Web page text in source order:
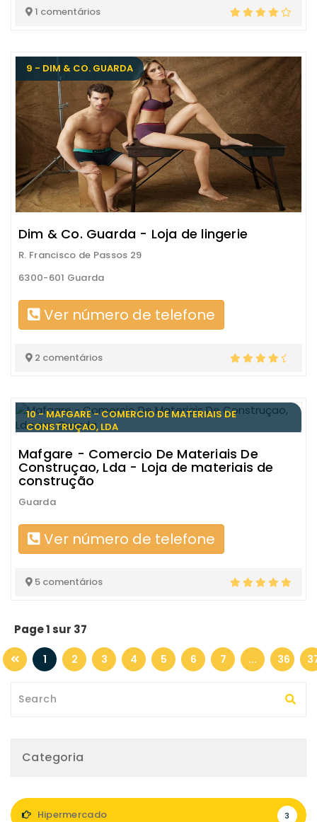
1 comentários
9 - DIM & CO. GUARDA
Dim & Co. Guarda - Loja de lingerie
R. Francisco de Passos 29
6300-601 Guarda
Ver número de telefone
2 comentários
10 - MAFGARE - COMERCIO DE MATERIAIS DE
CONSTRUÇAO, LDA
Mafgare - Comercio De Materiais De
Construçao, Lda - Loja de materiais de
construção
Guarda
Ver número de telefone
5 comentários
Page 1 sur 37
1 2 3 4 5 6 7 ... 36
Categoria
Hipermercado 3